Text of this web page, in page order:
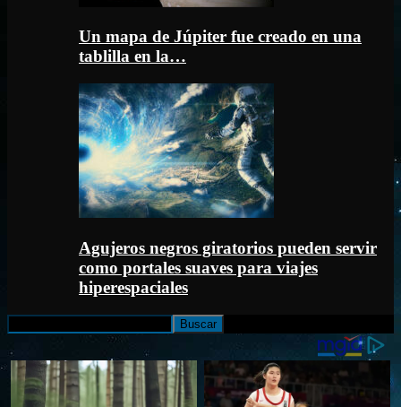
Un mapa de Júpiter fue creado en una
tablilla en la…
Agujeros negros giratorios pueden servir
como portales suaves para viajes
hiperespaciales